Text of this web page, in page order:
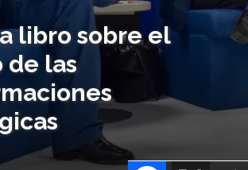
libro sobre el
de las
X
Facebook